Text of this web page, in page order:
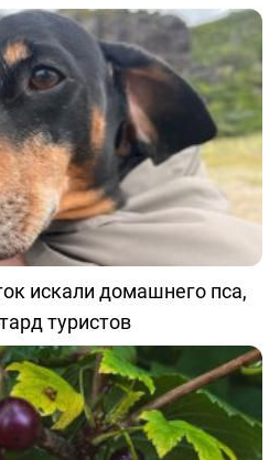
искали домашнего пса,
туристов